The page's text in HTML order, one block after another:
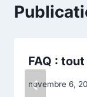
FAQ :
novembre 6,